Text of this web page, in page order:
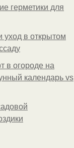
герметики для
уход в открытом
в огороде на
календарь vs